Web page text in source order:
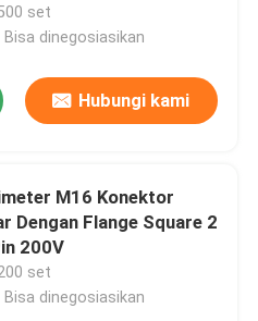
set
Bisa dinegosiasikan
Hubungi kami
M16 Konektor
Dengan Flange Square 2
200V
set
Bisa dinegosiasikan